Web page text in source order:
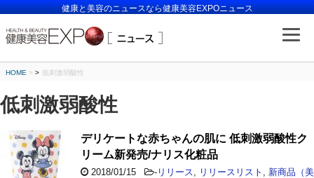
健康と美容のニュースなら健康美容EXPOニュース
HOME > 低刺激弱酸性
低刺激弱酸性
デリケートな赤ちゃんの肌に 低刺激弱酸性ク
リーム新発売/ナリス化粧品
2018/01/15 - リリース リリースリスト
新商品（美